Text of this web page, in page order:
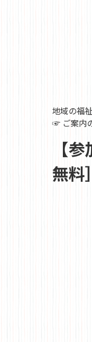
地域の福
☞ ご案内
【
無料］